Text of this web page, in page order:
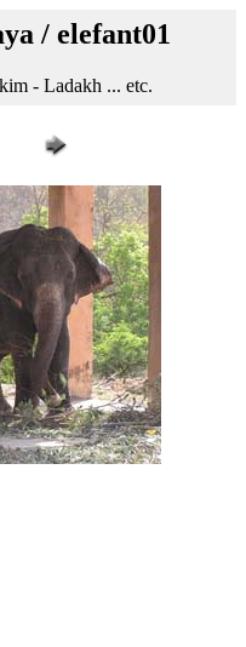
/ elefant01
- Ladakh ... etc.